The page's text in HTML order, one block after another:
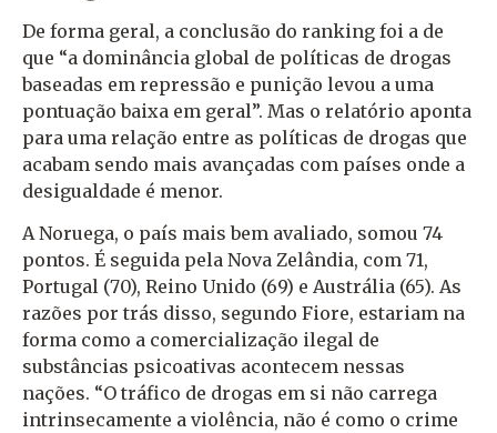
De forma geral, a conclusão do ranking foi a de
que “a dominância global de políticas de drogas
baseadas em repressão e punição levou a uma
pontuação baixa em geral”. Mas o relatório aponta
para uma relação entre as políticas de drogas que
acabam sendo mais avançadas com países onde a
desigualdade é menor.
A Noruega, o país mais bem avaliado, somou 74
pontos. É seguida pela Nova Zelândia, com 71,
Portugal (70), Reino Unido (69) e Austrália (65). As
razões por trás disso, segundo Fiore, estariam na
forma como a comercialização ilegal de
substâncias psicoativas acontecem nessas
nações. “O tráfico de drogas em si não carrega
intrinsecamente a violência, não é como o crime